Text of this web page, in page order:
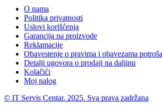
O nama
Politika privatnosti
Uslovi korišćenja
Garancija na proizvode
Reklamacije
Obavestenje o pravima i obavezama
Detalji ugovora o prodaji na daljinu
Kolačići
Moj nalog
© IT Servis Centar. 2025. Sva prava zadržana